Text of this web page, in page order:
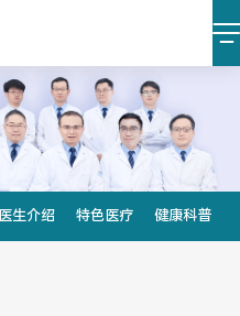
医院文化
环境照片
医生介绍 特色医疗 健康科普